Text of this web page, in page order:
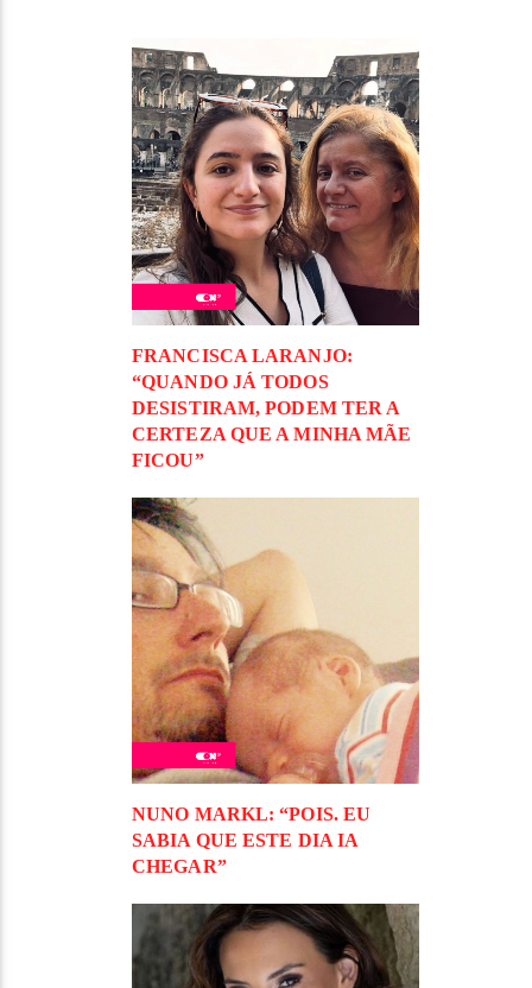
FRANCISCA LARANJO:
“QUANDO JÁ TODOS
DESISTIRAM, PODEM TER A
CERTEZA QUE A MINHA MÃE
FICOU”
NUNO MARKL: “POIS. EU
SABIA QUE ESTE DIA IA
CHEGAR”